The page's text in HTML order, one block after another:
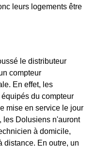
leurs logements être
le distributeur
compteur
En effet, les
du compteur
mise en service le jour
les Dolusiens n'auront
à domicile,
distance. En outre, un